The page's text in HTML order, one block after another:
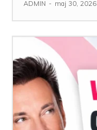
ADMIN - maj 30, 2026